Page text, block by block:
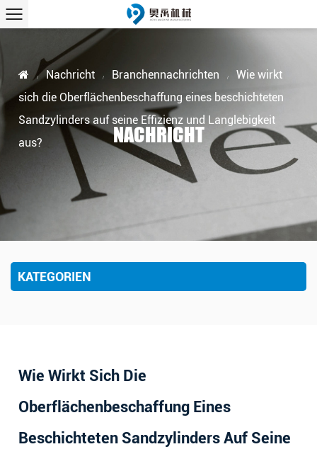
/ Nachricht / Branchennachrichten /
Wie wirkt
sich die Oberflächenbeschaffung eines beschichteten
Sandzylinders auf seine Effizienz und Langlebigkeit
aus?
NACHRICHT
KATEGORIEN
Wie Wirkt Sich Die
Oberflächenbeschaffung Eines
Beschichteten Sandzylinders Auf Seine